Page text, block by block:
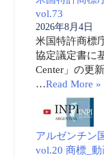
vol.73
2026年8月4日
米国特許商標
協定議定書に
Center」の更
…Read More »
アルゼンチン
vol.20 商標_動